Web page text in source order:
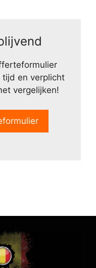
tijd en verplicht
vergelijken!